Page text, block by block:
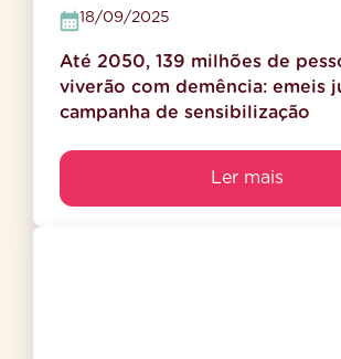
18/09/2025
Até 2050, 139 milhões de
viverão com demência: emeis
campanha de sensibilização
Ler mais